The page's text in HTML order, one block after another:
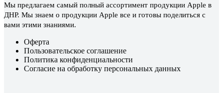
Мы предлагаем самый полный ассортимент продукции Apple в
ДНР. Мы знаем о продукции Apple все и готовы поделиться с
вами этими знаниями.
Оферта
Пользовательское соглашение
Политика конфиденциальности
Согласие на обработку персональных данных